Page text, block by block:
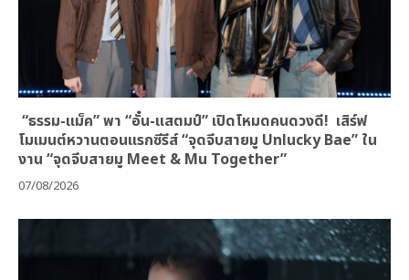
“ธรรม-แม็ค” พา “อั๋น-แสตมป์” เปิดโหมดคนดวงดี! เสิร์ฟ
โมเมนต์หวานตอนแรกซีรีส์ “จุดจีบสายมู Unlucky Bae” ใน
งาน “จุดจีบสายมู Meet & Mu Together”
07/08/2026